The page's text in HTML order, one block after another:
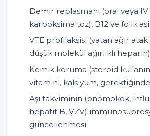
Demir replasmanı (oral veya
karboksimaltoz), B12 ve folik
VTE profilaksisi (yatan ağır atak
düşük molekül ağırlıklı heparin)
Kemik koruma (steroid
vitamini, kalsiyum,
Aşı takviminin (pnömokok,
hepatit B, VZV)
güncellenmesi